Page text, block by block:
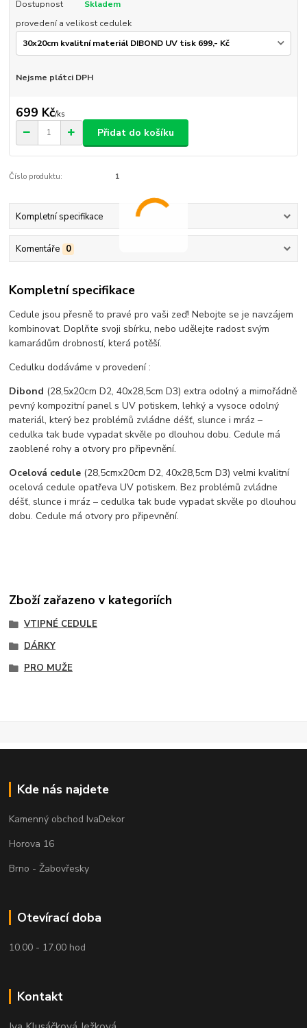
Dostupnost
Skladem
provedení a velikost cedulek
Nejsme plátci DPH
699 Kč/ks
Přidat do košíku
Číslo produktu: 1
Kompletní specifikace
Komentáře 0
Kompletní specifikace
Cedule jsou přesně to pravé pro vaši zeď! Nebojte se je navzájem
kombinovat. Doplňte svoji sbírku, nebo udělejte radost svým
kamarádům drobností, která potěší.
Cedulku dodáváme v provedení :
Dibond (28,5x20cm D2, 40x28,5cm D3) extra odolný a mimořádně
pevný kompozitní panel s UV potiskem, lehký a vysoce odolný
materiál, který bez problémů zvládne déšť, slunce i mráz –
cedulka tak bude vypadat skvěle po dlouhou dobu. Cedule má
zaoblené rohy a otvory pro připevnění.
Ocelová cedule (28,5cmx20cm D2, 40x28,5cm D3) velmi kvalitní
ocelová cedule opatřeva UV potiskem. Bez problémů zvládne
déšť, slunce i mráz – cedulka tak bude vypadat skvěle po dlouhou
dobu. Cedule má otvory pro připevnění.
Zboží zařazeno v kategoriích
VTIPNÉ CEDULE
DÁRKY
PRO MUŽE
Kde nás najdete
Kamenný obchod IvaDekor
Horova 16
Brno - Žabovřesky
Otevírací doba
10.00 - 17.00 hod
Kontakt